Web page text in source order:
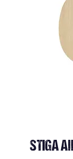
STIGA